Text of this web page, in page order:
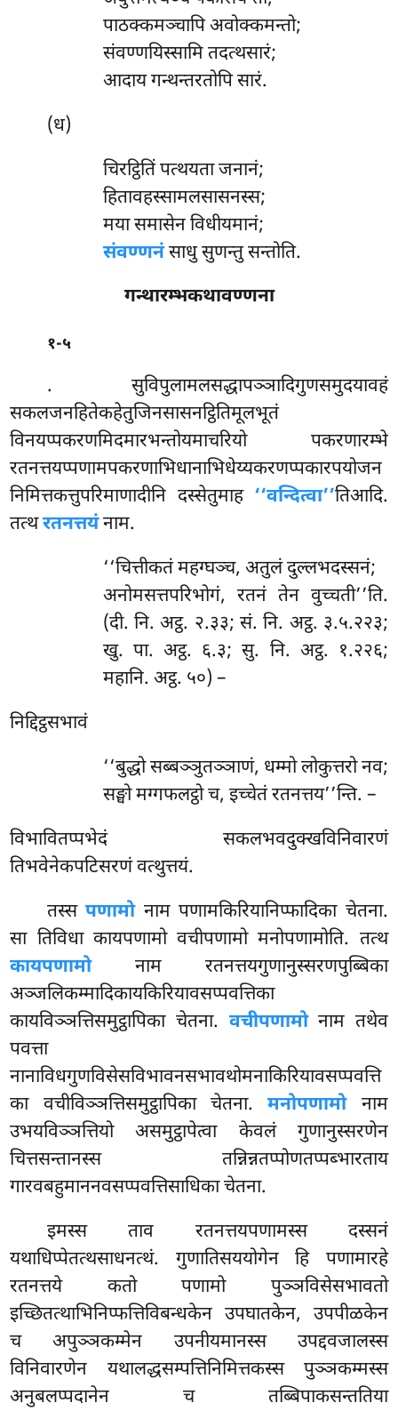
पाठक्कमञ्चापि अवोक्कमन्तो;
संवण्णयिस्सामि तदत्थसारं;
आदाय गन्थन्तरतोपि सारं.
(ध)
चिरट्ठितिंपत्थयता जनानं;
हितावहस्सामलसासनस्स;
मया समासेन विधीयमानं;
संवण्णनंसाधु सुणन्तु सन्तोति.
गन्थारम्भकथावण्णना
१-५
. सुविपुलामलसद्धापञ्ञादिगुणसमुदयावहं
सकलजनहितेकहेतुजिनसासनट्ठितिमूलभूतं
विनयप्पकरणमिदमारभन्तोयमाचरियो पकरणारम्भे
रतनत्तयप्पणामपकरणाभिधानाभिधेय्यकरणप्पकारपयोजन
निमित्तकत्तुपरिमाणादीनि दस्सेतुमाह ‘‘वन्दित्वा’’तिआदि.
तत्थरतनत्तयंनाम.
‘‘चित्तीकतं महग्घञ्च, अतुलं दुल्लभदस्सनं;
अनोमसत्तपरिभोगं, रतनं तेन वुच्चती’’ति.
(दी. नि. अट्ठ. २.३३; सं. नि. अट्ठ. ३.५.२२३;
खु. पा. अट्ठ. ६.३; सु. नि. अट्ठ. १.२२६;
महानि. अट्ठ. ५०) –
निद्दिट्ठसभावं
‘‘बुद्धोसब्बञ्ञुतञ्ञाणं, धम्मो लोकुत्तरो नव;
सङ्घो मग्गफलट्ठो च, इच्चेतं रतनत्तय’’न्ति. –
विभावितप्पभेदं सकलभवदुक्खविनिवारणं
तिभवेनेकपटिसरणं वत्थुत्तयं.
तस्सपणामोनाम पणामकिरियानिप्फादिका चेतना.
सा तिविधा कायपणामो वचीपणामो मनोपणामोति. तत्थ
कायपणामोनाम रतनत्तयगुणानुस्सरणपुब्बिका
अञ्जलिकम्मादिकायकिरियावसप्पवत्तिका
कायविञ्ञत्तिसमुट्ठापिका चेतना. वचीपणामोनाम तथेव
पवत्ता
नानाविधगुणविसेसविभावनसभावथोमनाकिरियावसप्पवत्ति
का वचीविञ्ञत्तिसमुट्ठापिका चेतना.मनोपणामोनाम
उभयविञ्ञत्तियो असमुट्ठापेत्वा केवलं गुणानुस्सरणेन
चित्तसन्तानस्स तन्निन्नतप्पोणतप्पब्भारताय
गारवबहुमाननवसप्पवत्तिसाधिका चेतना.
इमस्स ताव रतनत्तयपणामस्स दस्सनं
यथाधिप्पेतत्थसाधनत्थं. गुणातिसययोगेन हि पणामारहे
रतनत्तये कतो पणामो पुञ्ञविसेसभावतो
इच्छितत्थाभिनिप्फत्तिविबन्धकेन उपघातकेन, उपपीळकेन
च अपुञ्ञकम्मेन उपनीयमानस्स उपद्दवजालस्स
विनिवारणेन यथालद्धसम्पत्तिनिमित्तकस्स पुञ्ञकम्मस्स
अनुबलप्पदानेन च तब्बिपाकसन्ततिया